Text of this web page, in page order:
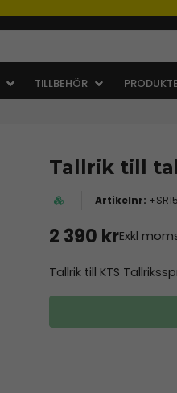
TILLBEHÖR
Tallrik till
2 390 krExkl
Tallrik till KTS